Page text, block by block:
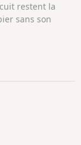
restent la
sans son